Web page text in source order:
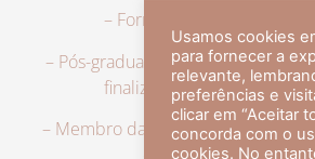
– Formação em Medicina
– Pós-graduação em Dermatologia
finalizado a especialização
– Membro da Sociedade Brasileira
Usamos cookies
para fornecer a
relevante,
preferências e
clicar em “Aceitar
concorda com o
cookies. No